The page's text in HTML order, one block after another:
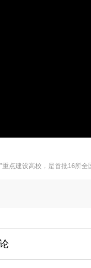
重点建设高校，是首批16所全